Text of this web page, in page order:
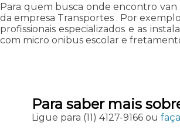
Para quem busca onde encontro
da empresa Transportes . Por
profissionais especializados e as
com micro onibus escolar e
Para saber mais
Ligue para (11) 4127-9166ou